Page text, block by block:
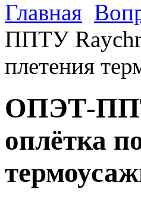
Главная
ППТУ
плетения
ОПЭТ-
оплётка